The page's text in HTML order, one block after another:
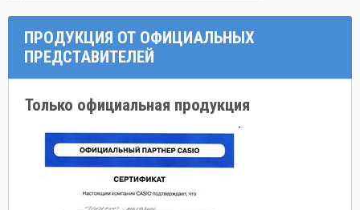
ПРОДУКЦИЯ ОТ ОФИЦИАЛЬНЫХ
ПРЕДСТАВИТЕЛЕЙ
Только официальная продукция